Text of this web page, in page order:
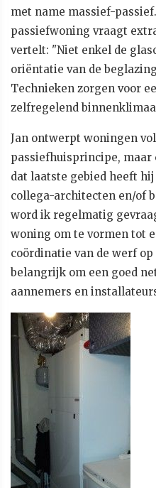
met name massief-
passiefwoning vraagt
vertelt: "Niet enkel de
oriëntatie van de
Technieken zorgen voor
zelfregelend
Jan ontwerpt woningen
passiefhuisprincipe, maar
dat laatste gebied heeft hij
collega-architecten en/of
word ik regelmatig
woning om te vormen tot
coördinatie van de werf
belangrijk om een goed
aannemers en